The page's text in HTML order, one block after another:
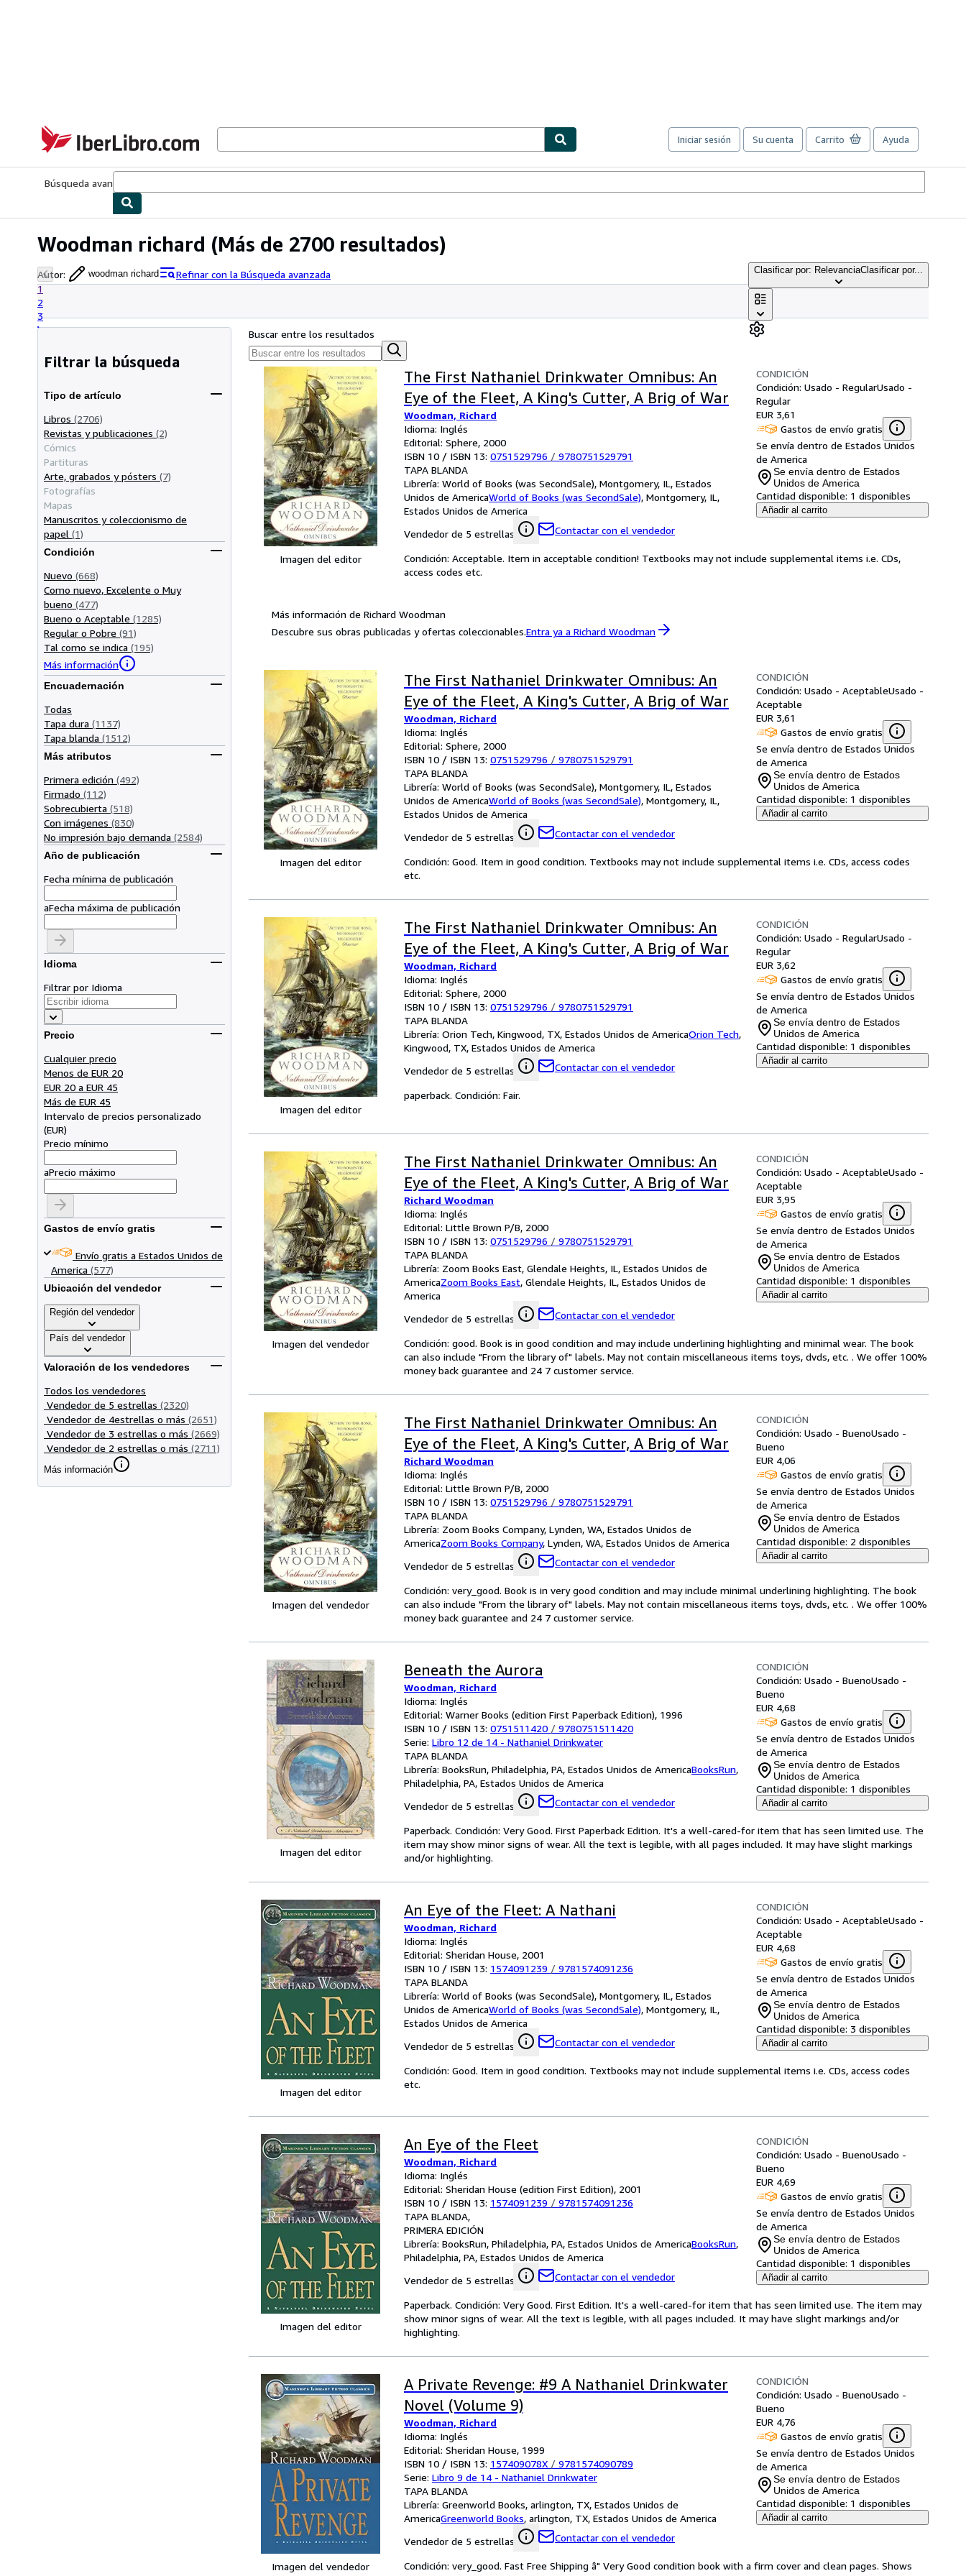
IberLibro.com
Iniciar sesión Su cuenta Carrito Ayuda
Búsqueda avanzada
Woodman richard (Más de 2700 resultados)
Autor: woodman richard
Refinar con la Búsqueda avanzada
1
2
3
Clasificar por: RelevanciaClasificar por...
Filtrar la búsqueda
Tipo de artículo
Libros (2706)
Revistas y publicaciones (2)
Cómics
Partituras
Arte, grabados y pósters (7)
Fotografías
Mapas
Manuscritos y coleccionismo de
papel (1)
Condición
Nuevo (668)
Como nuevo, Excelente o Muy
bueno (477)
Bueno o Aceptable (1285)
Regular o Pobre (91)
Tal como se indica (195)
Más información
Encuadernación
Todas
Tapa dura (1137)
Tapa blanda (1512)
Más atributos
Primera edición (492)
Firmado (112)
Sobrecubierta (518)
Con imágenes (830)
No impresión bajo demanda (2584)
Año de publicación
Fecha mínima de publicación
aFecha máxima de publicación
Idioma
Filtrar por Idioma
Precio
Cualquier precio
Menos de EUR 20
EUR 20 a EUR 45
Más de EUR 45
Intervalo de precios personalizado
(EUR)
Precio mínimo
aPrecio máximo
Gastos de envío gratis
Envío gratis a Estados Unidos de
America (577)
Ubicación del vendedor
Región del vendedor
País del vendedor
Valoración de los vendedores
Todos los vendedores
Vendedor de 5 estrellas (2320)
Vendedor de 4estrellas o más (2651)
Vendedor de 3 estrellas o más (2669)
Vendedor de 2 estrellas o más (2711)
Más información
Buscar entre los resultados
Imagen del editor
The First Nathaniel Drinkwater Omnibus: An
Eye of the Fleet, A King's Cutter, A Brig of War
Woodman, Richard
Idioma: Inglés
Editorial: Sphere, 2000
ISBN 10 / ISBN 13: 0751529796 / 9780751529791
TAPA BLANDA
Librería: World of Books (was SecondSale), Montgomery, IL, Estados
Unidos de AmericaWorld of Books (was SecondSale), Montgomery, IL,
Estados Unidos de America
Vendedor de 5 estrellas
Contactar con el vendedor
CONDICIÓN
Condición: Usado - RegularUsado -
Regular
EUR 3,61
Gastos de envío gratis
Se envía dentro de Estados Unidos
de America
Se envía dentro de Estados
Unidos de America
Cantidad disponible: 1 disponibles
Añadir al carrito
Condición: Acceptable. Item in acceptable condition! Textbooks may not include supplemental items i.e. CDs,
access codes etc.
Más información de Richard Woodman
Descubre sus obras publicadas y ofertas coleccionables.Entra ya a Richard Woodman
Imagen del editor
The First Nathaniel Drinkwater Omnibus: An
Eye of the Fleet, A King's Cutter, A Brig of War
Woodman, Richard
Idioma: Inglés
Editorial: Sphere, 2000
ISBN 10 / ISBN 13: 0751529796 / 9780751529791
TAPA BLANDA
Librería: World of Books (was SecondSale), Montgomery, IL, Estados
Unidos de AmericaWorld of Books (was SecondSale), Montgomery, IL,
Estados Unidos de America
Vendedor de 5 estrellas
Contactar con el vendedor
CONDICIÓN
Condición: Usado - AceptableUsado -
Aceptable
EUR 3,61
Gastos de envío gratis
Se envía dentro de Estados Unidos
de America
Se envía dentro de Estados
Unidos de America
Cantidad disponible: 1 disponibles
Añadir al carrito
Condición: Good. Item in good condition. Textbooks may not include supplemental items i.e. CDs, access codes
etc.
Imagen del editor
The First Nathaniel Drinkwater Omnibus: An
Eye of the Fleet, A King's Cutter, A Brig of War
Woodman, Richard
Idioma: Inglés
Editorial: Sphere, 2000
ISBN 10 / ISBN 13: 0751529796 / 9780751529791
TAPA BLANDA
Librería: Orion Tech, Kingwood, TX, Estados Unidos de AmericaOrion Tech,
Kingwood, TX, Estados Unidos de America
Vendedor de 5 estrellas
Contactar con el vendedor
CONDICIÓN
Condición: Usado - RegularUsado -
Regular
EUR 3,62
Gastos de envío gratis
Se envía dentro de Estados Unidos
de America
Se envía dentro de Estados
Unidos de America
Cantidad disponible: 1 disponibles
Añadir al carrito
paperback. Condición: Fair.
Imagen del vendedor
The First Nathaniel Drinkwater Omnibus: An
Eye of the Fleet, A King's Cutter, A Brig of War
Richard Woodman
Idioma: Inglés
Editorial: Little Brown P/B, 2000
ISBN 10 / ISBN 13: 0751529796 / 9780751529791
TAPA BLANDA
Librería: Zoom Books East, Glendale Heights, IL, Estados Unidos de
AmericaZoom Books East, Glendale Heights, IL, Estados Unidos de
America
Vendedor de 5 estrellas
Contactar con el vendedor
CONDICIÓN
Condición: Usado - AceptableUsado -
Aceptable
EUR 3,95
Gastos de envío gratis
Se envía dentro de Estados Unidos
de America
Se envía dentro de Estados
Unidos de America
Cantidad disponible: 1 disponibles
Añadir al carrito
Condición: good. Book is in good condition and may include underlining highlighting and minimal wear. The book
can also include "From the library of" labels. May not contain miscellaneous items toys, dvds, etc. . We offer 100%
money back guarantee and 24 7 customer service.
Imagen del vendedor
The First Nathaniel Drinkwater Omnibus: An
Eye of the Fleet, A King's Cutter, A Brig of War
Richard Woodman
Idioma: Inglés
Editorial: Little Brown P/B, 2000
ISBN 10 / ISBN 13: 0751529796 / 9780751529791
TAPA BLANDA
Librería: Zoom Books Company, Lynden, WA, Estados Unidos de
AmericaZoom Books Company, Lynden, WA, Estados Unidos de America
Vendedor de 5 estrellas
Contactar con el vendedor
CONDICIÓN
Condición: Usado - BuenoUsado -
Bueno
EUR 4,06
Gastos de envío gratis
Se envía dentro de Estados Unidos
de America
Se envía dentro de Estados
Unidos de America
Cantidad disponible: 2 disponibles
Añadir al carrito
Condición: very_good. Book is in very good condition and may include minimal underlining highlighting. The book
can also include "From the library of" labels. May not contain miscellaneous items toys, dvds, etc. . We offer 100%
money back guarantee and 24 7 customer service.
Imagen del editor
Beneath the Aurora
Woodman, Richard
Idioma: Inglés
Editorial: Warner Books (edition First Paperback Edition), 1996
ISBN 10 / ISBN 13: 0751511420 / 9780751511420
Serie: Libro 12 de 14 - Nathaniel Drinkwater
TAPA BLANDA
Librería: BooksRun, Philadelphia, PA, Estados Unidos de AmericaBooksRun,
Philadelphia, PA, Estados Unidos de America
Vendedor de 5 estrellas
Contactar con el vendedor
CONDICIÓN
Condición: Usado - BuenoUsado -
Bueno
EUR 4,68
Gastos de envío gratis
Se envía dentro de Estados Unidos
de America
Se envía dentro de Estados
Unidos de America
Cantidad disponible: 1 disponibles
Añadir al carrito
Paperback. Condición: Very Good. First Paperback Edition. It's a well-cared-for item that has seen limited use. The
item may show minor signs of wear. All the text is legible, with all pages included. It may have slight markings
and/or highlighting.
Imagen del editor
An Eye of the Fleet: A Nathani
Woodman, Richard
Idioma: Inglés
Editorial: Sheridan House, 2001
ISBN 10 / ISBN 13: 1574091239 / 9781574091236
TAPA BLANDA
Librería: World of Books (was SecondSale), Montgomery, IL, Estados
Unidos de AmericaWorld of Books (was SecondSale), Montgomery, IL,
Estados Unidos de America
Vendedor de 5 estrellas
Contactar con el vendedor
CONDICIÓN
Condición: Usado - AceptableUsado -
Aceptable
EUR 4,68
Gastos de envío gratis
Se envía dentro de Estados Unidos
de America
Se envía dentro de Estados
Unidos de America
Cantidad disponible: 3 disponibles
Añadir al carrito
Condición: Good. Item in good condition. Textbooks may not include supplemental items i.e. CDs, access codes
etc.
Imagen del editor
An Eye of the Fleet
Woodman, Richard
Idioma: Inglés
Editorial: Sheridan House (edition First Edition), 2001
ISBN 10 / ISBN 13: 1574091239 / 9781574091236
TAPA BLANDA
PRIMERA EDICIÓN
Librería: BooksRun, Philadelphia, PA, Estados Unidos de AmericaBooksRun,
Philadelphia, PA, Estados Unidos de America
Vendedor de 5 estrellas
Contactar con el vendedor
CONDICIÓN
Condición: Usado - BuenoUsado -
Bueno
EUR 4,69
Gastos de envío gratis
Se envía dentro de Estados Unidos
de America
Se envía dentro de Estados
Unidos de America
Cantidad disponible: 1 disponibles
Añadir al carrito
Paperback. Condición: Very Good. First Edition. It's a well-cared-for item that has seen limited use. The item may
show minor signs of wear. All the text is legible, with all pages included. It may have slight markings and/or
highlighting.
Imagen del vendedor
A Private Revenge: #9 A Nathaniel Drinkwater
Novel (Volume 9)
Woodman, Richard
Idioma: Inglés
Editorial: Sheridan House, 1999
ISBN 10 / ISBN 13: 157409078X / 9781574090789
Serie: Libro 9 de 14 - Nathaniel Drinkwater
TAPA BLANDA
Librería: Greenworld Books, arlington, TX, Estados Unidos de
AmericaGreenworld Books, arlington, TX, Estados Unidos de America
Vendedor de 5 estrellas
Contactar con el vendedor
CONDICIÓN
Condición: Usado - BuenoUsado -
Bueno
EUR 4,76
Gastos de envío gratis
Se envía dentro de Estados Unidos
de America
Se envía dentro de Estados
Unidos de America
Cantidad disponible: 1 disponibles
Añadir al carrito
Condición: very_good. Fast Free Shipping â" Very Good condition book with a firm cover and clean pages. Shows